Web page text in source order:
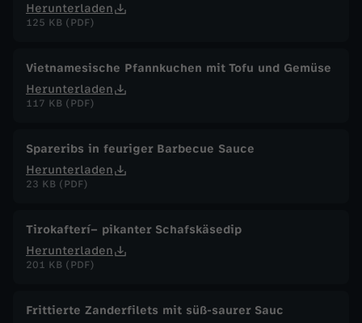
Herunterladen
125 KB (PDF)
Vietnamesische Pfannkuchen mit Tofu und Gemüse
Herunterladen
117 KB (PDF)
Spareribs in feuriger Barbecue Sauce
Herunterladen
23 KB (PDF)
Tirokafterí– pikanter Schafskäsedip
Herunterladen
201 KB (PDF)
Frittierte Zanderfilets mit süß-saurer Sauc